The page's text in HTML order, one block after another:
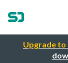
Upgrade to